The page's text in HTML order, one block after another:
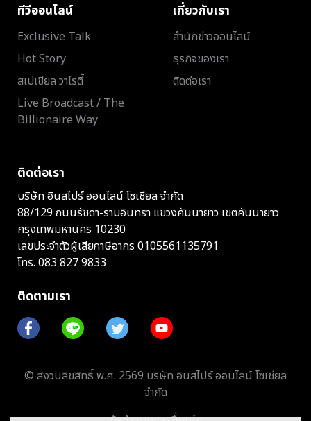
ทีวีออนไลน์
Exclusive Talk
Hot Story
สเปเชียล วาไรตี้
Live Broadcast / The
Billionaire Way
เกี่ยวกับเรา
สำนักข่าวออนไลน์
ธุรกิจของเรา
ติดต่อเรา
ติดต่อเรา
บริษัท อินสไปร์ ออนไลน์ โซเชียล จำกัด
88/129 ถนนรัชดา-รามอินทรา แขวงคันนายาว เขตคันนายาว
กรุงเทพมหานคร 10230
เลขประจำตัวผู้เสียภาษีอากร 0105561135791
โทร. 083 827 9833
ติดตามเรา
© สงวนลิขสิทธิ์ พ.ศ. 2569 บริษัท อินสไปร์ ออนไลน์ โซเชียล
จำกัด